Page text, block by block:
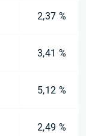
2,37 %
3,41 %
5,12 %
2,49 %